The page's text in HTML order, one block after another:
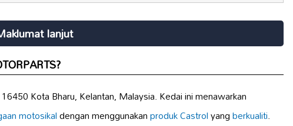
lanjut
Kota Bharu, Kelantan, Malaysia. Kedai ini menawarkan
motosikaldengan menggunakanproduk Castrolyangberkualiti.